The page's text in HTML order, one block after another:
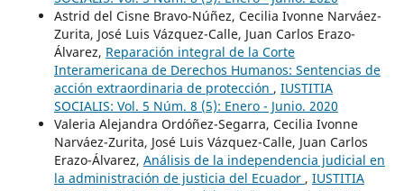
Astrid del Cisne Bravo-Núñez, Cecilia Ivonne Narváez-
Zurita, José Luis Vázquez-Calle, Juan Carlos Erazo-
Álvarez, Reparación integral de la Corte
Interamericana de Derechos Humanos: Sentencias de
acción extraordinaria de protección , IUSTITIA
SOCIALIS: Vol. 5 Núm. 8 (5): Enero - Junio. 2020
Valeria Alejandra Ordóñez-Segarra, Cecilia Ivonne
Narváez-Zurita, José Luis Vázquez-Calle, Juan Carlos
Erazo-Álvarez, Análisis de la independencia judicial en
la administración de justicia del Ecuador , IUSTITIA